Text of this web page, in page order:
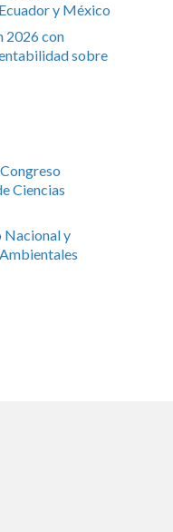
y México
2026 con
sobre
Ciencias
Nacional y